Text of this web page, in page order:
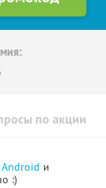
по акции
Android и
:)